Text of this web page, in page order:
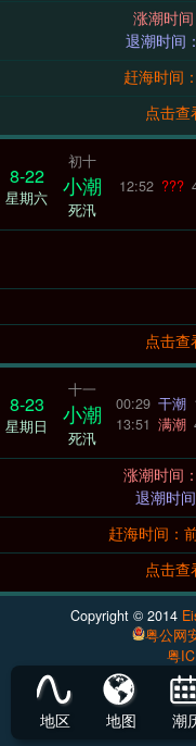
赶海时间
点击查
8-22
星期六
初十
小潮
死汛
12:52 ???
点击查
8-23
星期日
十一
小潮
死汛
00:29 干潮
13:51 满潮
赶海时间：
点击查
Copyright © 2014
粤公网
粤
地区 地图 潮